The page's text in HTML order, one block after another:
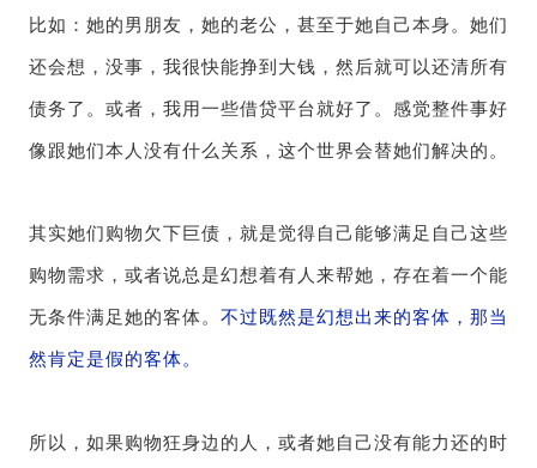
比如：她的男朋友，她的老公，甚至于她自己本身。她们
还会想，没事，我很快能挣到大钱，然后就可以还清所有
债务了。或者，我用一些借贷平台就好了。感觉整件事好
像跟她们本人没有什么关系，这个世界会替她们解决的。
其实她们购物欠下巨债，就是觉得自己能够满足自己这些
购物需求，或者说总是幻想着有人来帮她，存在着一个能
无条件满足她的客体。 不过既然是幻想出来的客体，那当
然肯定是假的客体。
所以，如果购物狂身边的人，或者她自己没有能力还的时